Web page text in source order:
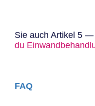
Sie auch Artikel 5 —
du
FAQ